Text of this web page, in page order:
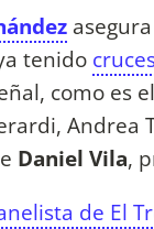
tenido
como es
Andrea
Daniel Vila,
de El